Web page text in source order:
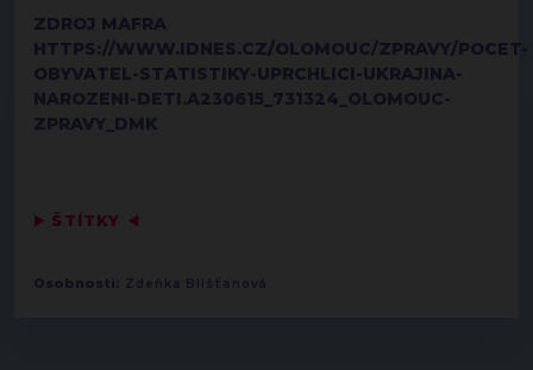
ZDROJ MAFRA
HTTPS://WWW.IDNES.CZ/OLOMOUC/ZPRAVY/POCET-
OBYVATEL-STATISTIKY-UPRCHLICI-UKRAJINA-
NAROZENI-DETI.A230615_731324_OLOMOUC-
ZPRAVY_DMK
▶ ŠTÍTKY ◀
Osobnosti: Zdeňka Blišťanová